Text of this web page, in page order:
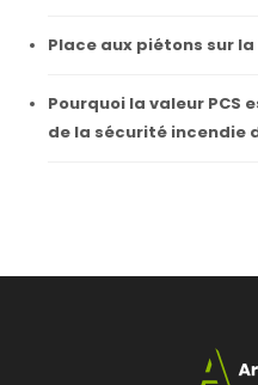
Place aux piétons sur
Pourquoi la valeur
de la sécurité incendie